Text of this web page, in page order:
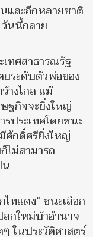
และอีกหลายชาติ
นนี้กลาย
ทศสาธารณรัฐ
ยระดับตัวพ่อของ
างไกล แม้
ฐกิจจะยิ่งใหญ่
ประเทศโดยชนะ
ศักดิ์ศรียิ่งใหญ่
ไม่สามารถ
น
ทแดง” ชนะเลือก
กใหม่บ้าอำนาจ
ในประวัติศาสตร์